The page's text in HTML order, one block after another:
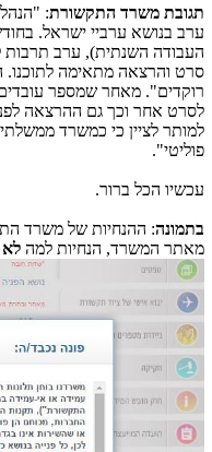
תגובת משרד התקשורת:
ערב בנושא ערביי ישראל.
העבודה השנתית), ערב תרבות
סרט והרצאה מתאימה
רוקדים". מאחר שמספר
לסרט אחר וכך גם ההרצאה
למותר לציין כי כמשרד ממשלתי
פוליטי".
עכשיו הכל ברור.
בתמונה: ההנחיות של משרד
מאתר המשרד, הנחיות למה לא